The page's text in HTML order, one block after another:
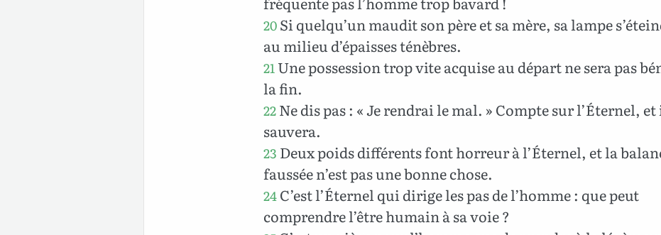
20Si quelqu’un maudit son père et sa mère, sa lampe
au milieu d’épaisses ténèbres.
21Une possession trop vite acquise au départ ne sera pas
la fin.
22Ne dis pas : « Je rendrai le mal. » Compte sur l’Éternel,
sauvera.
23 Deux poids différents font horreur à l’Éternel, et la
faussée n’est pas une bonne chose.
24C’est l’Éternel qui dirige les pas de l’homme : que peut
comprendre l’être humain à sa voie ?